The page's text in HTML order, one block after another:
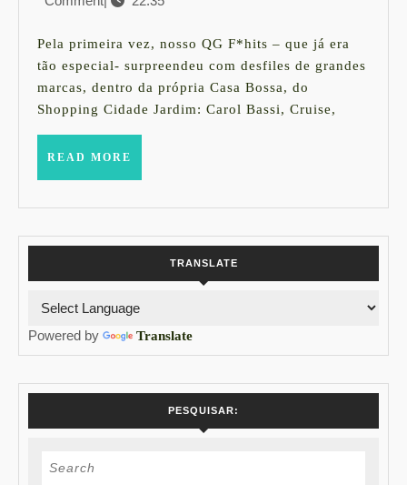
QG
de
2018
Pela primeira vez, nosso QG F*hits – que já era
tão especial- surpreendeu com desfiles de grandes
marcas, dentro da própria Casa Bossa, do
Shopping Cidade Jardim: Carol Bassi, Cruise,
READ MORE
TRANSLATE
Powered by Translate
PESQUISAR:
Search